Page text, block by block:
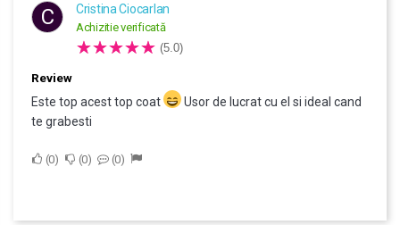
C Cristina Ciocarlan
Achizitie verificată
(5.0)
Review
Este top acest top coat
Usor de lucrat cu el si ideal cand
te grabesti
0 0 0